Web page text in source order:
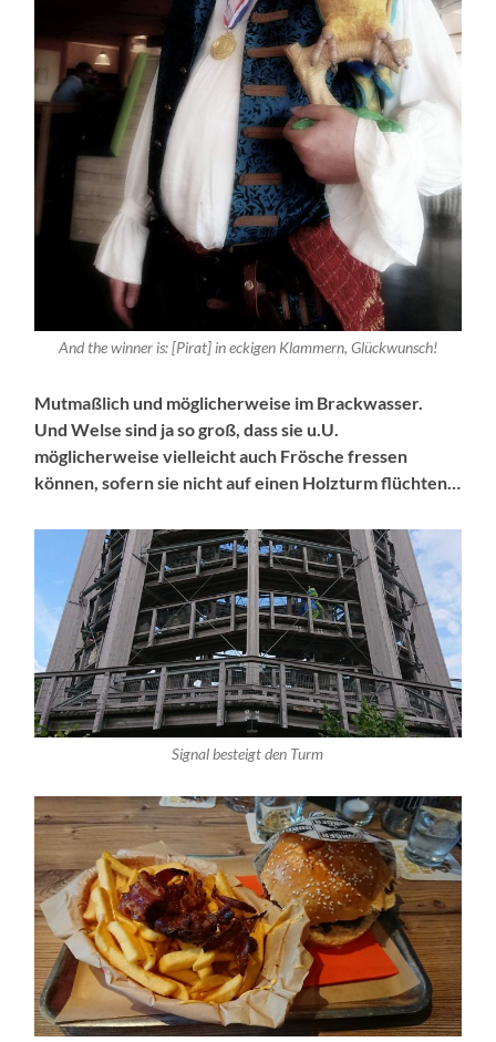
And the winner is: [Pirat] in eckigen Klammern, Glückwunsch!
Mutmaßlich und möglicherweise im Brackwasser.
Und Welse sind ja so groß, dass sie u.U.
möglicherweise vielleicht auch Frösche fressen
können, sofern sie nicht auf einen Holzturm flüchten…
Signal besteigt den Turm